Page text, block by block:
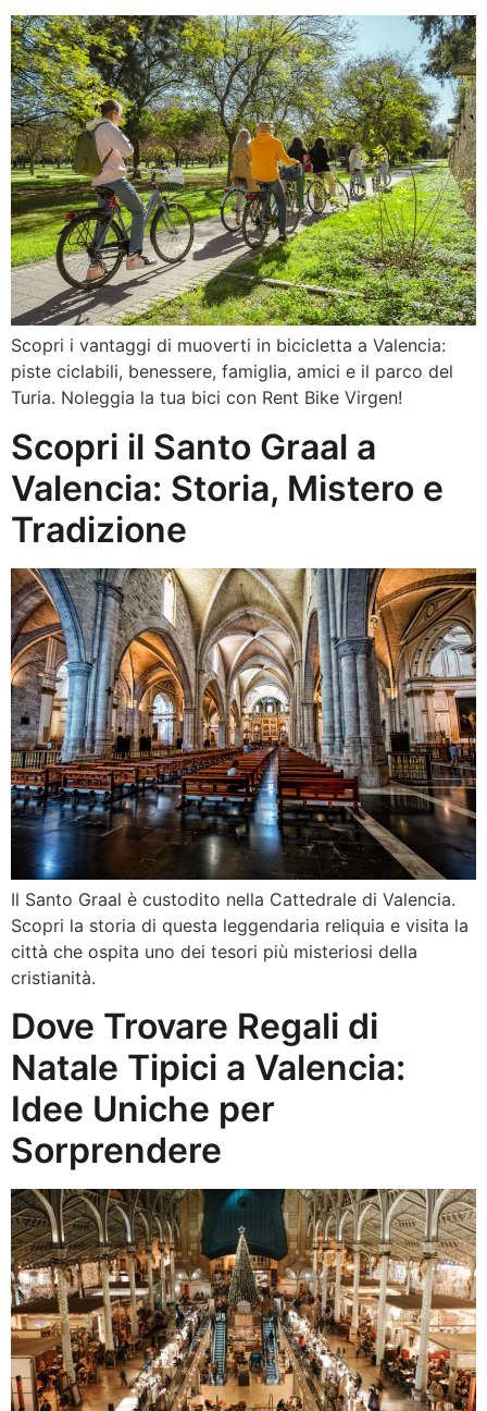
Scopri i vantaggi di muoverti in bicicletta a Valencia:
piste ciclabili, benessere, famiglia, amici e il parco del
Turia. Noleggia la tua bici con Rent Bike Virgen!
Scopri il Santo Graal a
Valencia: Storia, Mistero e
Tradizione
Il Santo Graal è custodito nella Cattedrale di Valencia.
Scopri la storia di questa leggendaria reliquia e visita la
città che ospita uno dei tesori più misteriosi della
cristianità.
Dove Trovare Regali di
Natale Tipici a Valencia:
Idee Uniche per
Sorprendere